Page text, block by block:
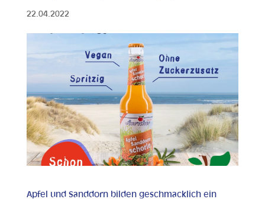
22.04.2022
Apfel und Sanddorn bilden geschmacklich ein